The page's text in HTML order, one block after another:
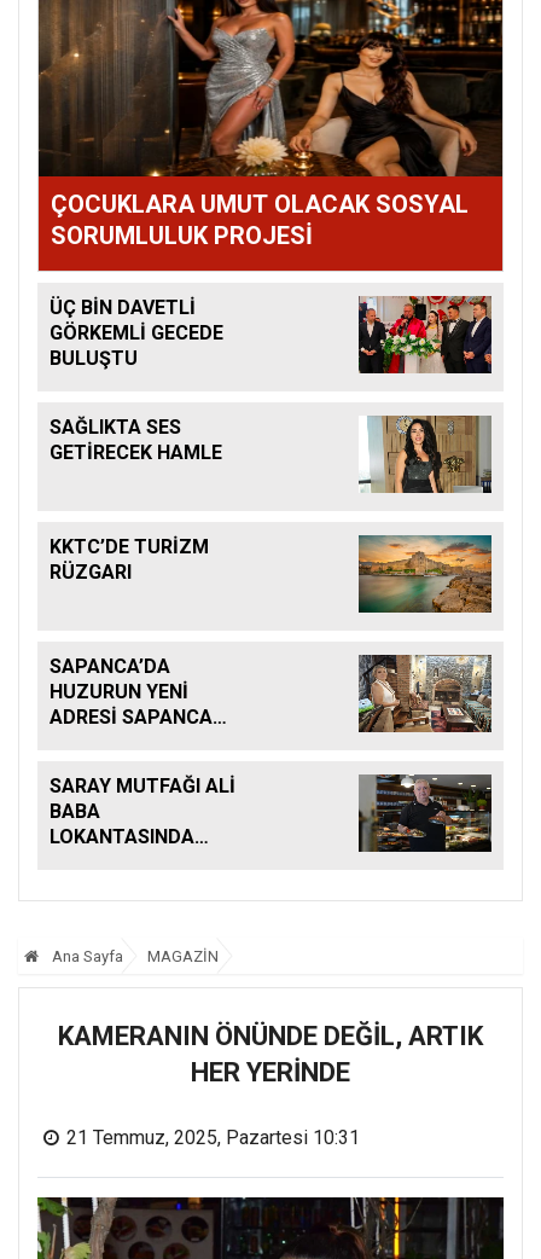
ÇOCUKLARA UMUT OLACAK SOSYAL
SORUMLULUK PROJESİ
ÜÇ BİN DAVETLİ
GÖRKEMLİ GECEDE
BULUŞTU
SAĞLIKTA SES
GETİRECEK HAMLE
KKTC’DE TURİZM
RÜZGARI
SAPANCA’DA
HUZURUN YENİ
ADRESİ SAPANCA
SARAY MUTFAĞI ALİ
BABA
LOKANTASINDA
Ana Sayfa MAGAZİN
KAMERANIN ÖNÜNDE DEĞİL, ARTIK
HER YERİNDE
21 Temmuz, 2025, Pazartesi 10:31